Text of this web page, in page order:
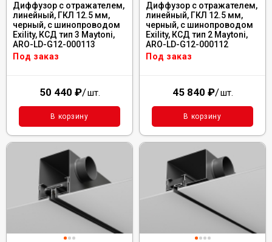
Диффузор с отражателем,
линейный, ГКЛ 12.5 мм,
черный, с шинопроводом
Exility, КСД тип 3 Maytoni,
ARO-LD-G12-000113
Под заказ
50 440 ₽/шт.
В корзину
Диффузор с отражателем,
линейный, ГКЛ 12.5 мм,
черный, с шинопроводом
Exility, КСД тип 2 Maytoni,
ARO-LD-G12-000112
Под заказ
45 840 ₽/шт.
В корзину